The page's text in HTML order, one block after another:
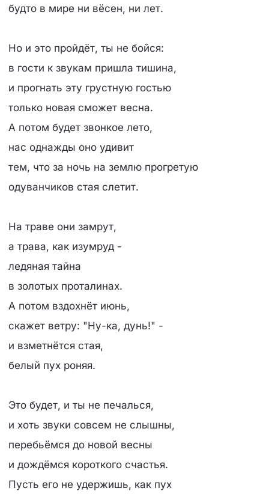
будто в мире ни вёсен, ни лет.
Но и это пройдёт, ты не бойся:
в гости к звукам пришла тишина,
и прогнать эту грустную гостью
только новая сможет весна.
А потом будет звонкое лето,
нас однажды оно удивит
тем, что за ночь на землю прогретую
одуванчиков стая слетит.
На траве они замрут,
а трава, как изумруд -
ледяная тайна
в золотых проталинах.
А потом вздохнёт июнь,
скажет ветру: "Ну-ка, дунь!" -
и взметнётся стая,
белый пух роняя.
Это будет, и ты не печалься,
и хоть звуки совсем не слышны,
перебьёмся до новой весны
и дождёмся короткого счастья.
Пусть его не удержишь, как пух